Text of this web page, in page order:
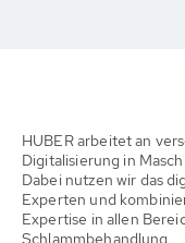
HUBER arbeitet an
Digitalisierung in
Dabei nutzen wir das
Experten und
Expertise in allen
Schlammbehandlung.